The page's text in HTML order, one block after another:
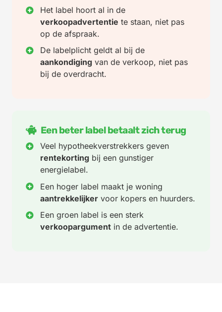
Het label hoort al in de
verkoopadvertentie te staan, niet pas
op de afspraak.
De labelplicht geldt al bij de
aankondiging van de verkoop, niet pas
bij de overdracht.
Een beter label betaalt zich terug
Veel hypotheekverstrekkers geven
rentekorting bij een gunstiger
energielabel.
Een hoger label maakt je woning
aantrekkelijkervoor kopers en huurders.
Een groen label is een sterk
verkoopargumentin de advertentie.